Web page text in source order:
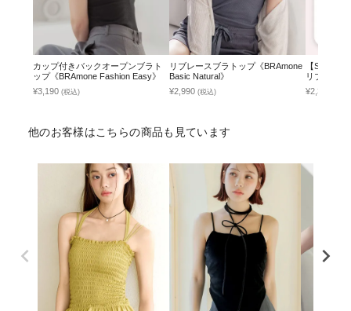
カップ付きバックオープンブラト
ップ《BRAmone Fashion Easy》
¥3,190 (税込)
リブレースブラトップ《BRAmone
Basic Natural》
¥2,990 (税込)
【SALE限
リブタン
型《
¥2,392
他のお客様はこちらの商品も見ています